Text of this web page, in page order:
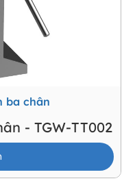
ba chân
- TGW-TT002